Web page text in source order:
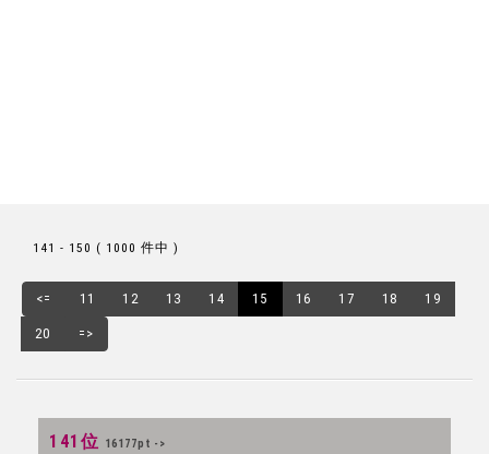
141 - 150 ( 1000 件中 )
<= 11 12 13 14 15 16 17 18 19
20 =>
141位 16177pt ->